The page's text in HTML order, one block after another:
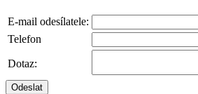
E-mail odesílatele:
Telefon
Dotaz:
Odeslat